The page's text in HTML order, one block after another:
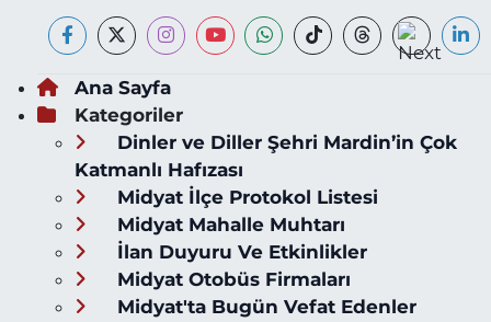
Ana Sayfa
Kategoriler
Dinler ve Diller Şehri Mardin’in Çok
Katmanlı Hafızası
Midyat İlçe Protokol Listesi
Midyat Mahalle Muhtarı
İlan Duyuru Ve Etkinlikler
Midyat Otobüs Firmaları
Midyat'ta Bugün Vefat Edenler